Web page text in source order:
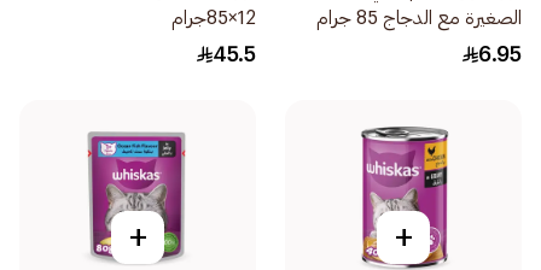
الصغيرة مع الدجاج 85 جرام
6.95
12×85جرام
45.5
+
+